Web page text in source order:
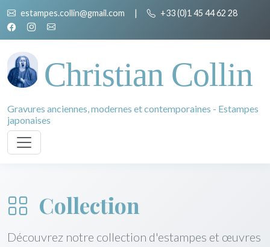
estampes.collin@gmail.com | +33 (0)1 45 44 62 28
Christian Collin
Gravures anciennes, modernes et contemporaines - Estampes
japonaises
Collection
Découvrez notre collection d'estampes et œuvres